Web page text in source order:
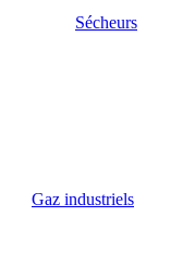
Sécheurs
Gaz industriels